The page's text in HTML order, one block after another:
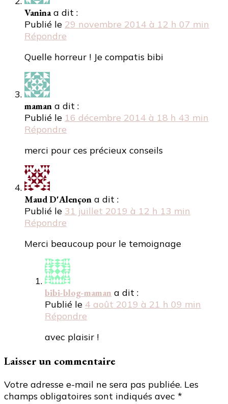
Vanina a dit :
Publié le 29 novembre 2014 à 12 h 07 min
Répondre
Quelle horreur ! Je compatis bibi
maman a dit :
Publié le 16 décembre 2014 à 18 h 43 min
Répondre
merci pour ces précieux conseils
Maud D'Alençon a dit :
Publié le 31 juillet 2019 à 12 h 13 min
Répondre
Merci beaucoup pour le temoignage
bibi-blog-maman a dit :
Publié le 4 août 2019 à 21 h 09 min
Répondre
avec plaisir !
Laisser un commentaire
Votre adresse e-mail ne sera pas publiée. Les
champs obligatoires sont indiqués avec *